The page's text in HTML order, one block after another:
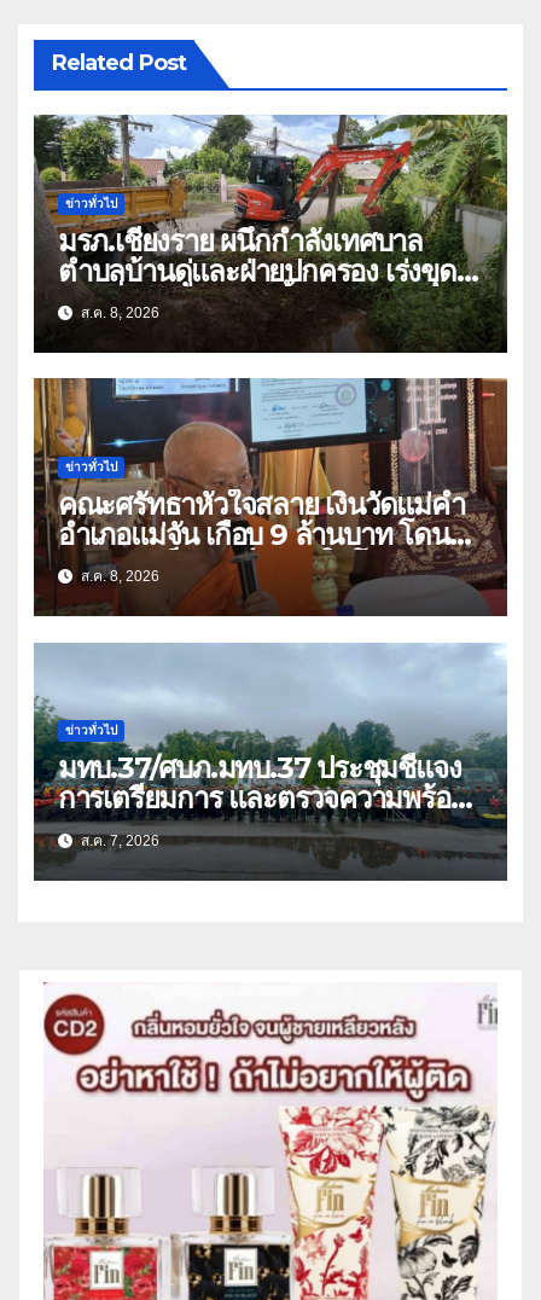
Related Post
ข่าวทั่วไป
มรภ.เชียงราย ผนึกกำลังเทศบาล
ตำบลบ้านดู่และฝ่ายปกครอง เร่งขุด
ลอกสิ่งกีดขวางทางน้ำ ป้องกันและลด
ปัญหาน้ำท่วม
ส.ค. 8, 2026
ข่าวทั่วไป
คณะศรัทธาหัวใจสลาย เงินวัดแม่คำ
อำเภอแม่จัน เกือบ 9 ล้านบาท โดน
แก๊งคอลเซ็นเตอร์หลอกให้โอนข้ามปีก
ว่า 66 บัญชี
ส.ค. 8, 2026
ข่าวทั่วไป
มทบ.37/ศบภ.มทบ.37 ประชุมชี้แจง
การเตรียมการ และตรวจความพร้อม
ด้านการบรรเทาสาธารณภัย
ส.ค. 7, 2026